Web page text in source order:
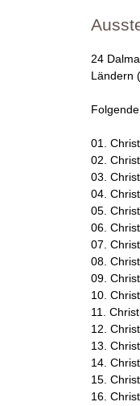
D
a
l
m
a
t
i
n
e
r
-
F
24
Ländern
01.
02.
03.
04.
05.
06.
07.
08.
09.
10.
11.
12.
13.
14.
15.
16.